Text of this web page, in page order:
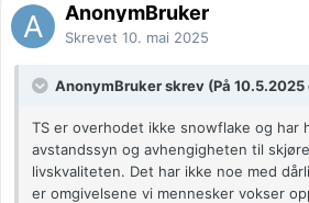
AnonymBruker
Skrevet 10. mai 2025
AnonymBruker skrev (På 10.5.2025
TS er overhodet ikke snowflake og har
avstandssyn og avhengigheten til
livskvaliteten. Det har ikke noe med
er omgivelsene vi mennesker vokser